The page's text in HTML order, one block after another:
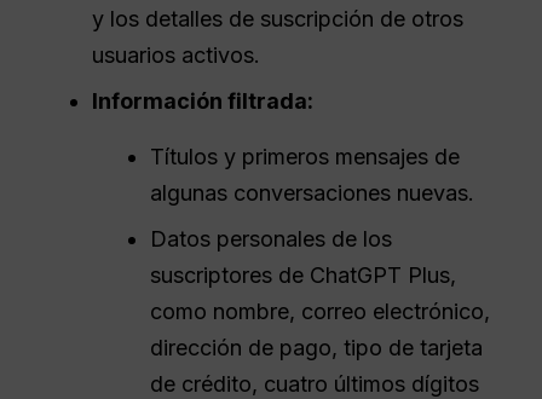
y los detalles de suscripción de otros
usuarios activos.
Información filtrada:
Títulos y primeros mensajes de
algunas conversaciones nuevas.
Datos personales de los
suscriptores de ChatGPT Plus,
como nombre, correo electrónico,
dirección de pago, tipo de tarjeta
de crédito, cuatro últimos dígitos